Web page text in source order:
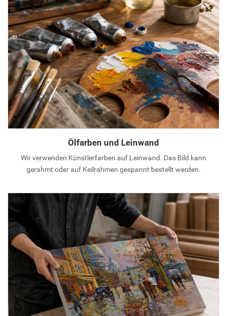
Ölfarben und Leinwand
Wir verwenden Künstlerfarben auf Leinwand. Das Bild kann
gerahmt oder auf Keilrahmen gespannt bestellt werden.